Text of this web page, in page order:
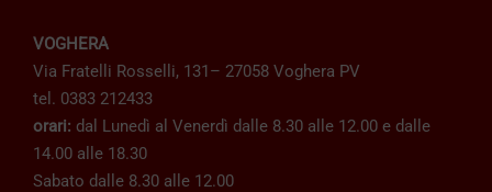
VOGHERA
Via Fratelli Rosselli, 131– 27058 Voghera PV
tel. 0383 212433
orari: dal Lunedì al Venerdì dalle 8.30 alle 12.00 e dalle
14.00 alle 18.30
Sabato dalle 8.30 alle 12.00